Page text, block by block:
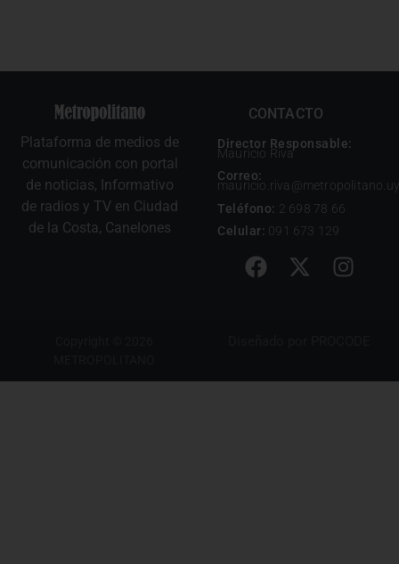
Plataforma de medios de
comunicación con portal
de noticias, Informativo
de radios y TV en Ciudad
de la Costa, Canelones
CONTACTO
Director Responsable:
Mauricio Riva
Correo:
mauricio.riva@metropolitano.uy
Teléfono: 2 698 78 66
Celular: 091 673 129